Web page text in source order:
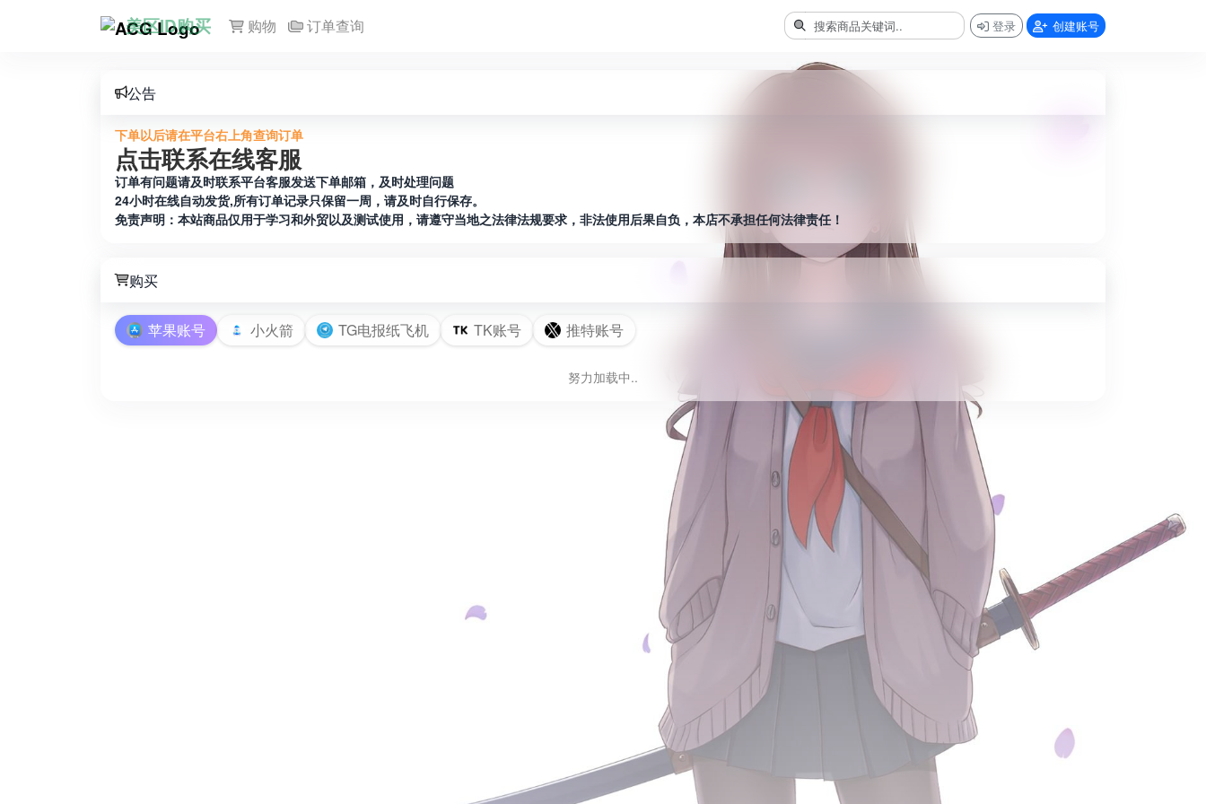
美区ID购买 购物 订单查询 登录 创建账号
公告
下单以后请在平台右上角查询订单
点击联系在线客服
订单有问题请及时联系平台客服发送下单邮箱，及时处理问题
24小时在线自动发货,所有订单记录只保留一周，请及时自行保存。
免责声明：本站商品仅用于学习和外贸以及测试使用，请遵守当地之法律法规要求，非法使用后果自负，本店不承担任何法律责任！
购买
苹果账号 小火箭 TG电报纸飞机 TK账号 推特账号
努力加载中..